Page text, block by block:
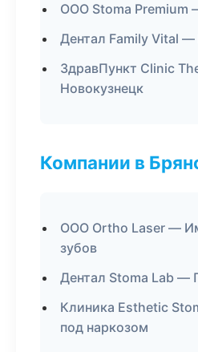
ООО Stoma Premium
Дентал Family Vital
ЗдравПункт Clinic
Новокузнецк
Компании в
ООО Ortho Laser —
зубов
Дентал Stoma Lab —
Клиника Esthetic
под наркозом